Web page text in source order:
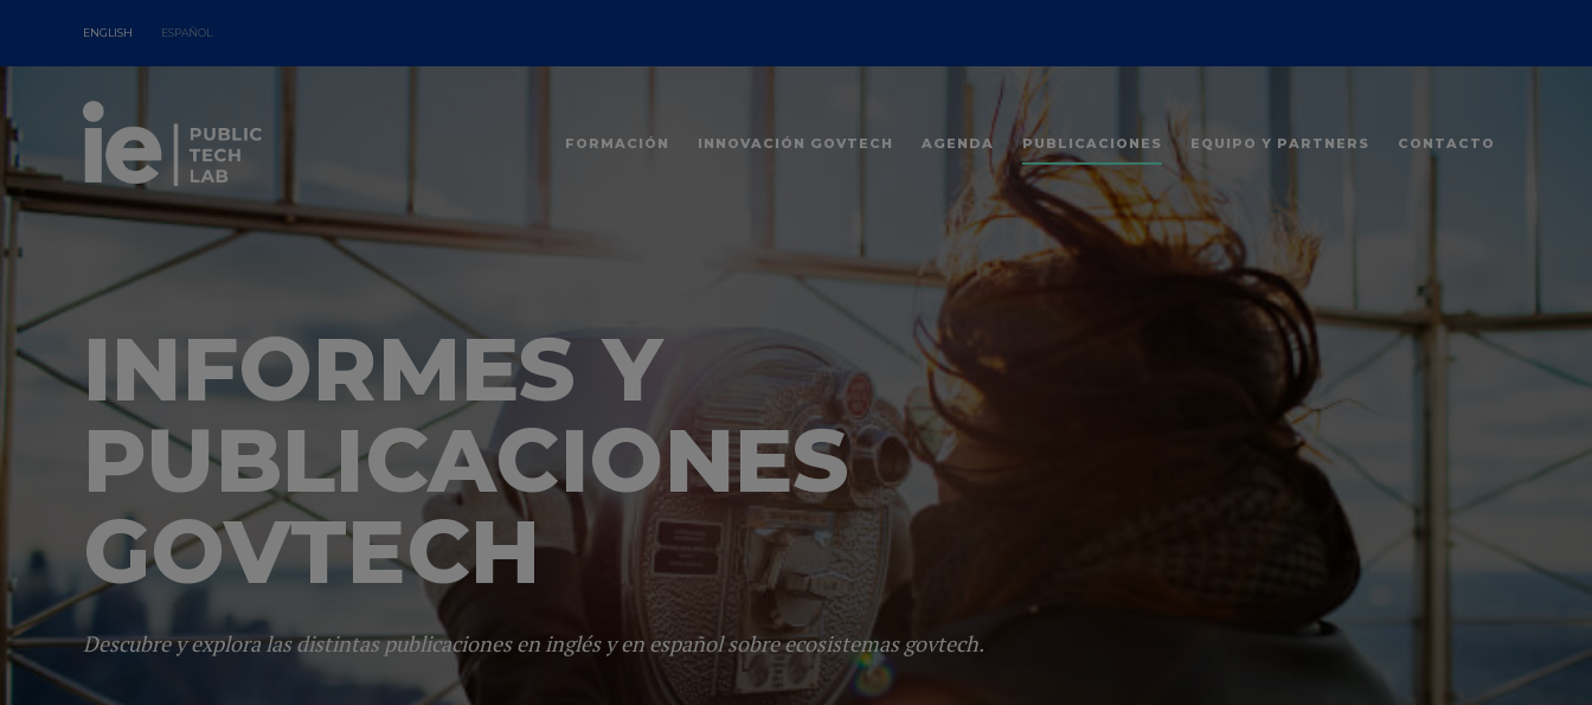
ENGLISH ESPAÑOL
FORMACIÓN INNOVACIÓN GOVTECH AGENDA PUBLICACIONES EQUIPO Y PARTNERS CONTACTO
INFORMES Y
PUBLICACIONES
GOVTECH
Descubre y explora las distintas publicaciones en inglés y en español sobre ecosistemas govtech.